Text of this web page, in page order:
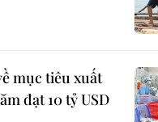
mục tiêu xuất
đạt 10 tỷ USD